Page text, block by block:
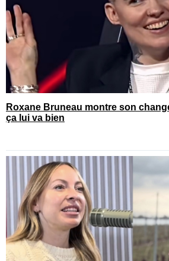
Roxane Bruneau montre son
ça lui va bien